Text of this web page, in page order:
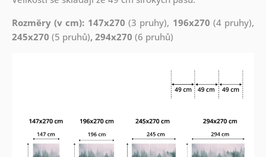
Rozměry (v cm): 147x270 (3 pruhy), 196x270 (4 pruhy),
245x270 (5 pruhů), 294x270 (6 pruhů)